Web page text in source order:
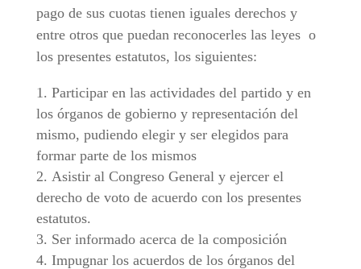
pago de sus cuotas tienen iguales derechos y
entre otros que puedan reconocerles las leyes o
los presentes estatutos, los siguientes:
Participar en las actividades del partido y en
los órganos de gobierno y representación del
mismo, pudiendo elegir y ser elegidos para
formar parte de los mismos
Asistir al Congreso General y ejercer el
derecho de voto de acuerdo con los presentes
estatutos.
Ser informado acerca de la composición
Impugnar los acuerdos de los órganos del